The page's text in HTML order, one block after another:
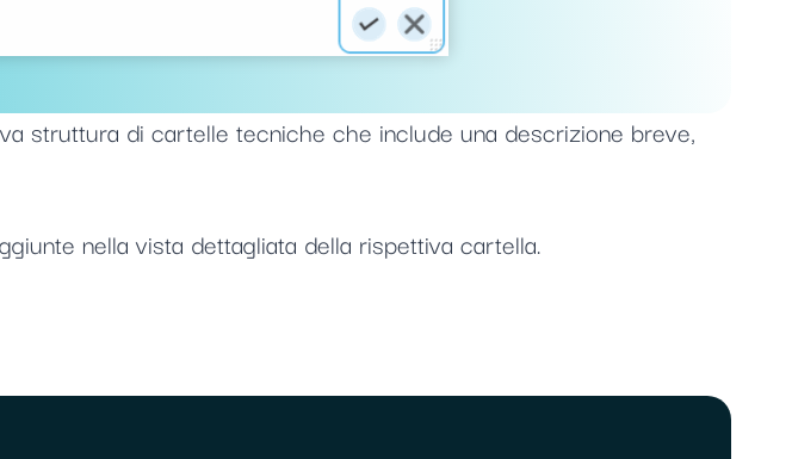
struttura di cartelle tecniche che include una descrizione breve,
nella vista dettagliata della rispettiva cartella.